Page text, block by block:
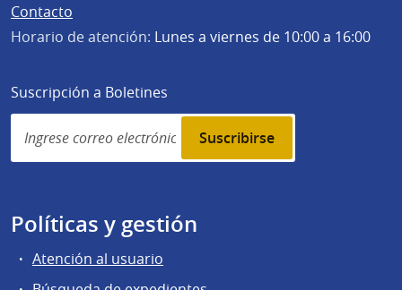
Contacto
Horario de atención: Lunes a viernes de 10:00 a 16:00
Suscripción a Boletines
Simplenews
subscription
Políticas y gestión
Atención al usuario